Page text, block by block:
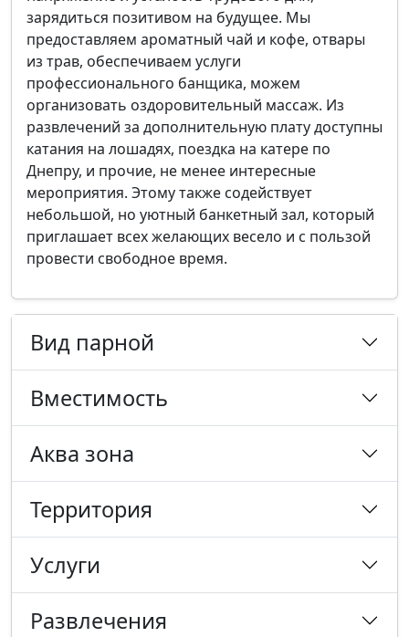
зарядиться позитивом на будущее. Мы
предоставляем ароматный чай и кофе, отвары
из трав, обеспечиваем услуги
профессионального банщика, можем
организовать оздоровительный массаж. Из
развлечений за дополнительную плату доступны
катания на лошадях, поездка на катере по
Днепру, и прочие, не менее интересные
мероприятия. Этому также содействует
небольшой, но уютный банкетный зал, который
приглашает всех желающих весело и с пользой
провести свободное время.
Вид парной
Вместимость
Аква зона
Территория
Услуги
Развлечения